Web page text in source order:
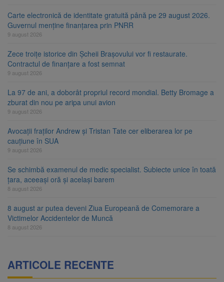
Carte electronică de identitate gratuită până pe 29 august 2026.
Guvernul menține finanțarea prin PNRR
9 august 2026
Zece troițe istorice din Șcheii Brașovului vor fi restaurate.
Contractul de finanțare a fost semnat
9 august 2026
La 97 de ani, a doborât propriul record mondial. Betty Bromage a
zburat din nou pe aripa unui avion
9 august 2026
Avocații fraților Andrew și Tristan Tate cer eliberarea lor pe
cauțiune în SUA
9 august 2026
Se schimbă examenul de medic specialist. Subiecte unice în toată
țara, aceeași oră și același barem
8 august 2026
8 august ar putea deveni Ziua Europeană de Comemorare a
Victimelor Accidentelor de Muncă
8 august 2026
ARTICOLE RECENTE